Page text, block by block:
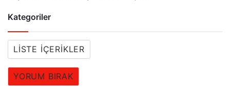
Kategoriler
LISTE İÇERIKLER
YORUM BIRAK